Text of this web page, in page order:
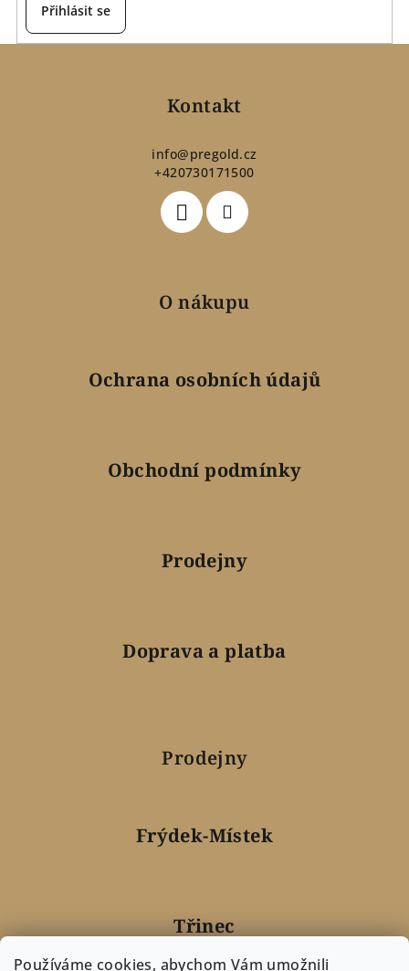
Používáme cookies, abychom Vám umožnili
Přihlásit se
Kontakt
info@pregold.cz
+420730171500
O nákupu
Ochrana osobních údajů
Obchodní podmínky
Prodejny
Doprava a platba
Prodejny
Frýdek-Místek
Třinec